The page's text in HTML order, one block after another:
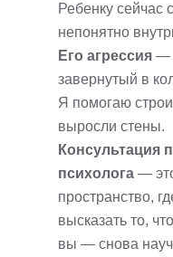
Ребенку сейчас
непонятно
Его агрессия —
завернутый в
Я помогаю
выросли стены.
Консультация
психолога —
пространство,
высказать то,
вы — снова